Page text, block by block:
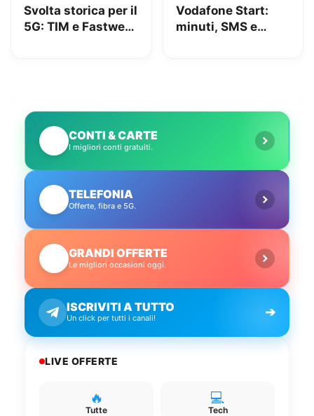
Svolta storica per il
5G: TIM e Fastweb
Vodafone Start:
minuti, SMS e
CONTI & CARTE
I migliori conti gratuiti.
TELEFONIA
Offerte, fibra e 5G.
GRANDI OFFERTE
Le migliori occasioni oggi.
ISCRIVITI A TUTTO
Un click per tutti i canali! ➔
LIVE OFFERTE
🔥
Tutte
💻
Tech